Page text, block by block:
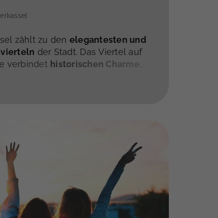
zählt zu den elegantesten und
der Stadt. Das Viertel auf
verbindet historischen Charme
Altbauwohnungen und
– ideal für anspruchsvolle